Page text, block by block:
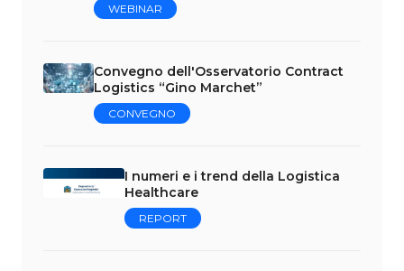
WEBINAR
Convegno dell'Osservatorio Contract
Logistics “Gino Marchet”
CONVEGNO
I numeri e i trend della Logistica
Healthcare
REPORT